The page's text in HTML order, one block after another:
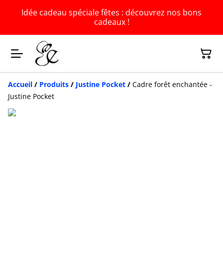
Idée cadeau spéciale fêtes : découvrez nos bons
cadeaux !
Accueil / Produits / Justine Pocket / Cadre forêt enchantée -
Justine Pocket